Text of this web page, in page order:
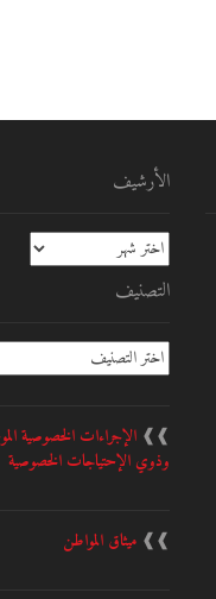
الأرشيف
الأرشيف
التصنيف
التصنيف
❱❱الإجراءات الخصوصية
وذوي الإحتياجات الخصوصية
❱❱ميثاق المواطن